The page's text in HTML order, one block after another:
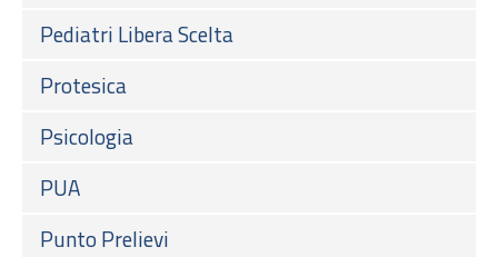
Pediatri Libera Scelta
Protesica
Psicologia
PUA
Punto Prelievi